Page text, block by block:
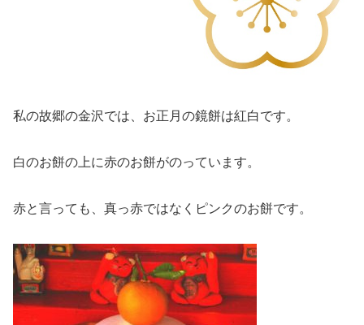
私の故郷の金沢では、お正月の鏡餅は紅白です。
白のお餅の上に赤のお餅がのっています。
赤と言っても、真っ赤ではなくピンクのお餅です。